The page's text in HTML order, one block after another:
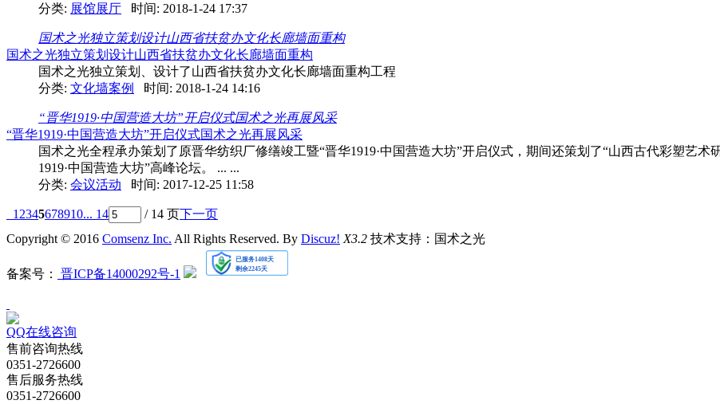
分类: 展馆展厅 时间: 2018-1-24 17:37
国术之光独立策划设计山西省扶贫办文化长廊墙面重构
国术之光独立策划设计山西省扶贫办文化长廊墙面重构
国术之光独立策划、设计了山西省扶贫办文化长廊墙面重构工程
分类: 文化墙案例 时间: 2018-1-24 14:16
“晋华1919·中国营造大坊”开启仪式国术之光再展风采
“晋华1919·中国营造大坊”开启仪式国术之光再展风采
国术之光全程承办策划了原晋华纺织厂修缮竣工暨“晋华1919·中国营造大坊”开启仪式，期间还策划了“山西古代彩塑艺
1919·中国营造大坊”高峰论坛。 ... ...
分类: 会议活动 时间: 2017-12-25 11:58
1 2345678910... 14 / 14 页下一页
Copyright © 2016 Comsenz Inc. All Rights Reserved. By Discuz! X3.2 技术支持：国术之光
备案号： 晋ICP备14000292号-1
QQ在线咨询
售前咨询热线
0351-2726600
售后服务热线
0351-2726600